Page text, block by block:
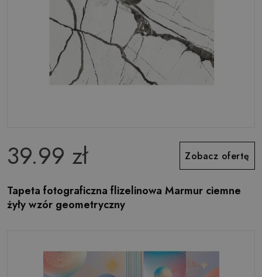
39.99 zł Zobacz ofertę
Tapeta fotograficzna flizelinowa Marmur ciemne
żyły wzór geometryczny